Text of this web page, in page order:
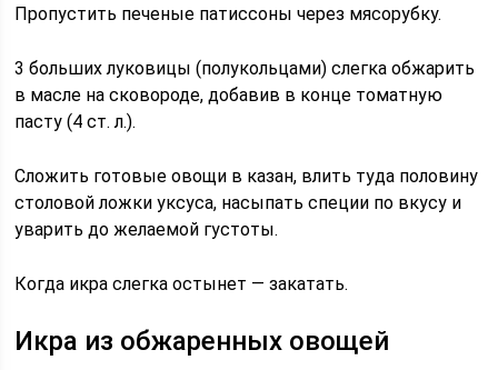
Пропустить печеные патиссоны через мясорубку.
3 больших луковицы (полукольцами) слегка обжарить
в масле на сковороде, добавив в конце томатную
пасту (4 ст. л.).
Сложить готовые овощи в казан, влить туда половину
столовой ложки уксуса, насыпать специи по вкусу и
уварить до желаемой густоты.
Когда икра слегка остынет — закатать.
Икра из обжаренных овощей